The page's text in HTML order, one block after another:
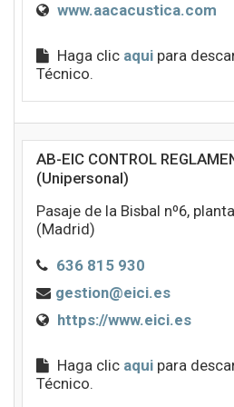
www.aacacustica.com
Haga clic aqui para
Técnico.
AB-EIC CONTROL
(Unipersonal)
Pasaje de la Bisbal nº6,
(Madrid)
636 815 930
gestion@eici.es
https://www.eici.es
Haga clic aqui para
Técnico.